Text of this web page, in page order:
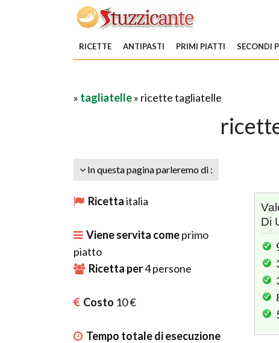
RICETTE ANTIPASTI PRIMI PIATTI SECONDI
» tagliatelle» ricette tagliatelle
In questa pagina parleremo di :
Ricettaitalia
Viene servita comeprimo
piatto
Ricetta per4persone
Costo 10 €
Tempo totale di esecuzione
Di